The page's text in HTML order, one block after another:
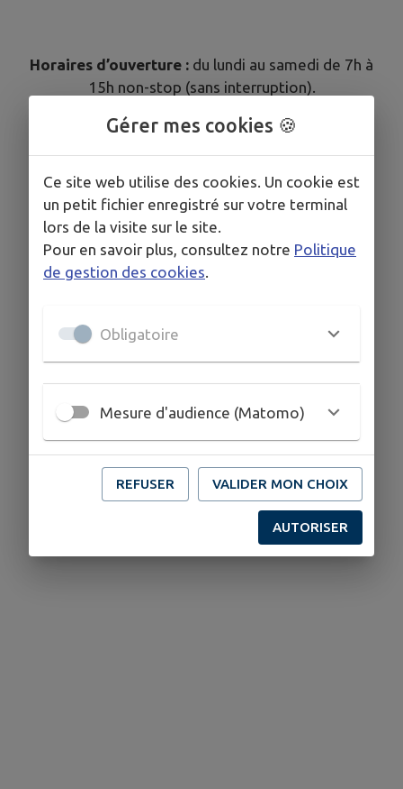
Horaires d’ouverture : du lundi au samedi de 7h à
15h non-stop (sans interruption).
usagers et des agents.
Vous remerciant de votre compréhension.
Gérer mes cookies 🍪
Ce site web utilise des cookies. Un cookie est
un petit fichier enregistré sur votre terminal
lors de la visite sur le site.
Pour en savoir plus, consultez notre Politique
de gestion des cookies.
Obligatoire
Mesure d'audience (Matomo)
REFUSER VALIDER MON CHOIX
AUTORISER